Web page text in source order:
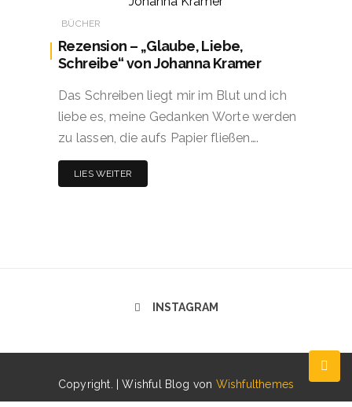
BÜCHER
Rezension – „Glaube, Liebe,
Schreibe“ von Johanna Kramer
Das Schreiben liegt mir im Blut und ich
liebe es, meine Gedanken Worte werden
zu lassen, die aufs Papier fließen….
LIES WEITER
INSTAGRAM
Copyright. | Wishful Blog von Wishfulthemes